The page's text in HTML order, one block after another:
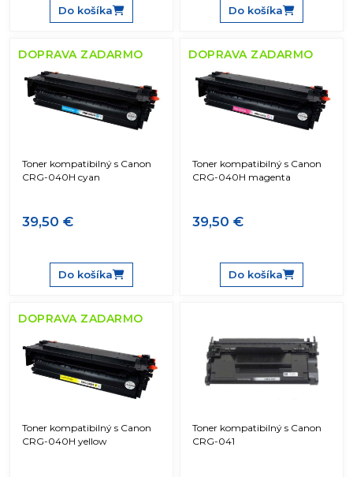
Do košíka Do košíka
DOPRAVA ZADARMO
Toner kompatibilný s Canon
CRG-040H cyan
39,50 €
Do košíka
DOPRAVA ZADARMO
Toner kompatibilný s Canon
CRG-040H magenta
39,50 €
Do košíka
DOPRAVA ZADARMO
Toner kompatibilný s Canon
CRG-040H yellow
Toner kompatibilný s Canon
CRG-041